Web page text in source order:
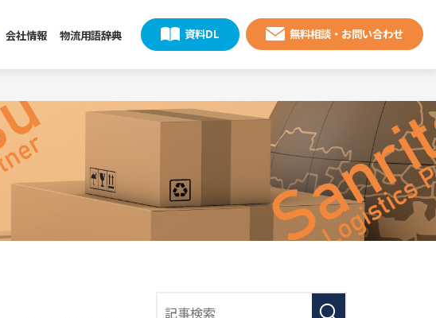
会社情報 物流用語辞典 資料DL 無料相談・お問い合わせ